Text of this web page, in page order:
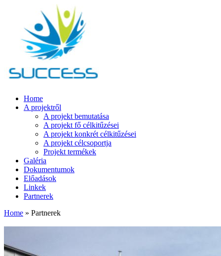
Home
A projektről
A projekt bemutatása
A projekt fő célkitűzései
A projekt konkrét célkitűzései
A projekt célcsoportja
Projekt termékek
Galéria
Dokumentumok
Előadások
Linkek
Partnerek
You are here
Home » Partnerek